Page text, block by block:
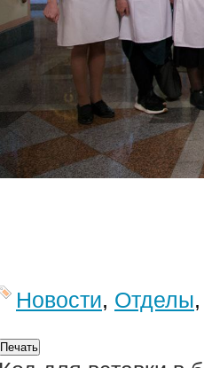
Новости, Отделы